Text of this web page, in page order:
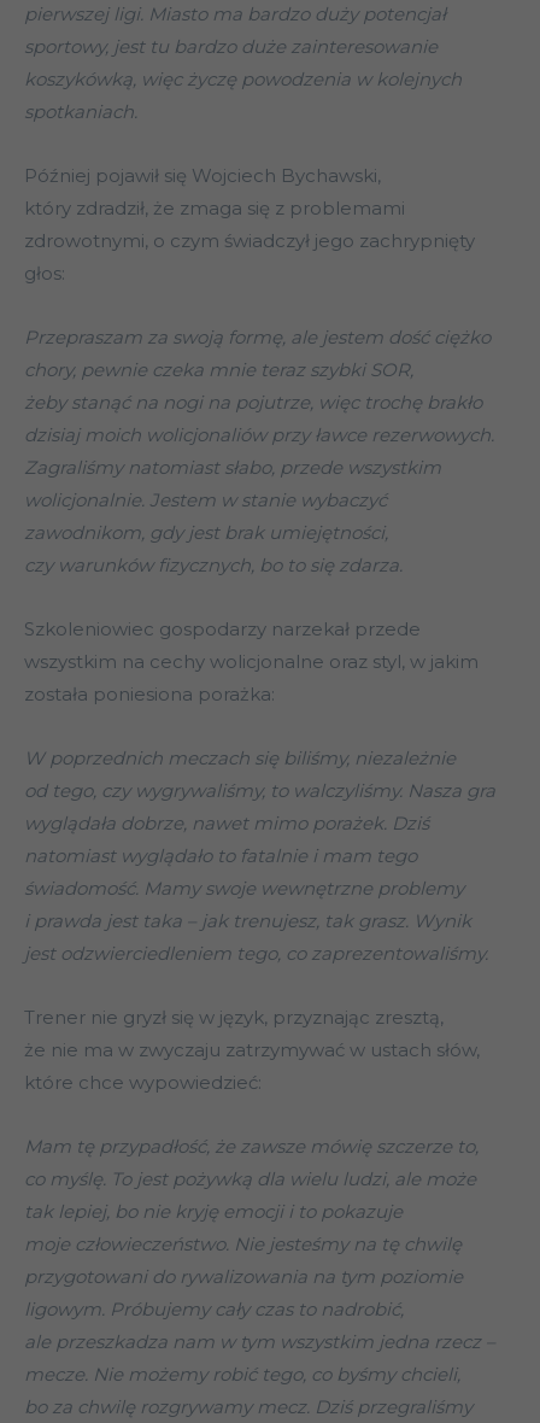
pierwszej ligi. Miasto ma bardzo duży potencjał
sportowy, jest tu bardzo duże zainteresowanie
koszykówką, więc życzę powodzenia w kolejnych
spotkaniach.
Później pojawił się Wojciech Bychawski,
który zdradził, że zmaga się z problemami
zdrowotnymi, o czym świadczył jego zachrypnięty
głos:
Przepraszam za swoją formę, ale jestem dość ciężko
chory, pewnie czeka mnie teraz szybki SOR,
żeby stanąć na nogi na pojutrze, więc trochę brakło
dzisiaj moich wolicjonaliów przy ławce rezerwowych.
Zagraliśmy natomiast słabo, przede wszystkim
wolicjonalnie. Jestem w stanie wybaczyć
zawodnikom, gdy jest brak umiejętności,
czy warunków fizycznych, bo to się zdarza.
Szkoleniowiec gospodarzy narzekał przede
wszystkim na cechy wolicjonalne oraz styl, w jakim
została poniesiona porażka:
W poprzednich meczach się biliśmy, niezależnie
od tego, czy wygrywaliśmy, to walczyliśmy. Nasza gra
wyglądała dobrze, nawet mimo porażek. Dziś
natomiast wyglądało to fatalnie i mam tego
świadomość. Mamy swoje wewnętrzne problemy
i prawda jest taka – jak trenujesz, tak grasz. Wynik
jest odzwierciedleniem tego, co zaprezentowaliśmy.
Trener nie gryzł się w język, przyznając zresztą,
że nie ma w zwyczaju zatrzymywać w ustach słów,
które chce wypowiedzieć:
Mam tę przypadłość, że zawsze mówię szczerze to,
co myślę. To jest pożywką dla wielu ludzi, ale może
tak lepiej, bo nie kryję emocji i to pokazuje
moje człowieczeństwo. Nie jesteśmy na tę chwilę
przygotowani do rywalizowania na tym poziomie
ligowym. Próbujemy cały czas to nadrobić,
ale przeszkadza nam w tym wszystkim jedna rzecz –
mecze. Nie możemy robić tego, co byśmy chcieli,
bo za chwilę rozgrywamy mecz. Dziś przegraliśmy